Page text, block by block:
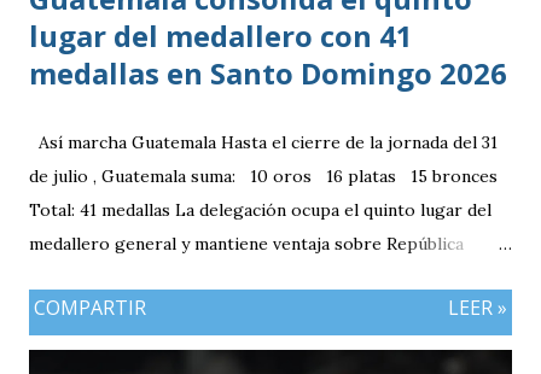
lugar del medallero con 41
medallas en Santo Domingo 2026
Así marcha Guatemala Hasta el cierre de la jornada del 31
de julio , Guatemala suma: 10 oros 16 platas 15 bronces
Total: 41 medallas La delegación ocupa el quinto lugar del
medallero general y mantiene ventaja sobre República
plata, aunque ambos países registran el mismo número de
oros (10).
COMPARTIR LEER »